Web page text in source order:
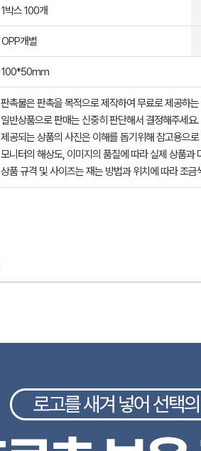
1박스 100개
OPP개별
100*50mm
판촉물은 판촉을 목적으로 제작하여 무료로 제공하는
일반상품으로 판매는 신중히 판단해서 결정해주세요.
제공되는 상품의 사진은 이해를 돕기위해 참고용으
모니터의 해상도, 이미지의 품질에 따라 실제 상품과
상품 규격 및 사이즈는 재는 방법과 위치에 따라 조